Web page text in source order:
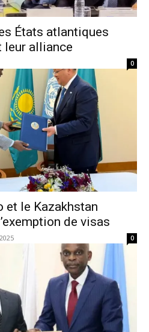
États atlantiques
leur alliance
0
et le Kazakhstan
de visas
0